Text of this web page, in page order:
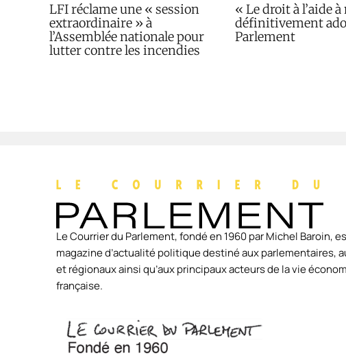
LFI réclame une « session
extraordinaire » à
l’Assemblée nationale pour
lutter contre les incendies
« Le droit à l’aide
définitivement
Parlement
Le Courrier du Parlement, fondé en 1960 par Michel Baroin,
magazine d’actualité politique destiné aux parlementaires,
et régionaux ainsi qu’aux principaux acteurs de la vie
française.